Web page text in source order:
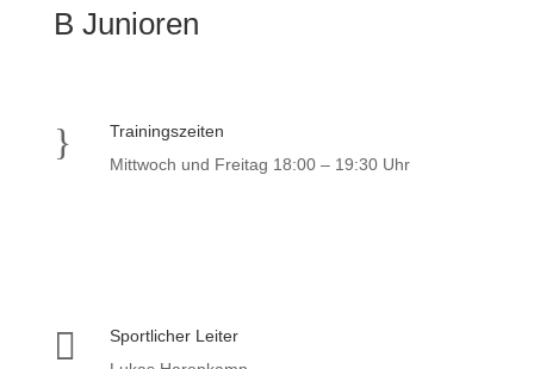
B Junioren
}
Trainingszeiten
Mittwoch und Freitag 18:00 – 19:30 Uhr

Sportlicher Leiter